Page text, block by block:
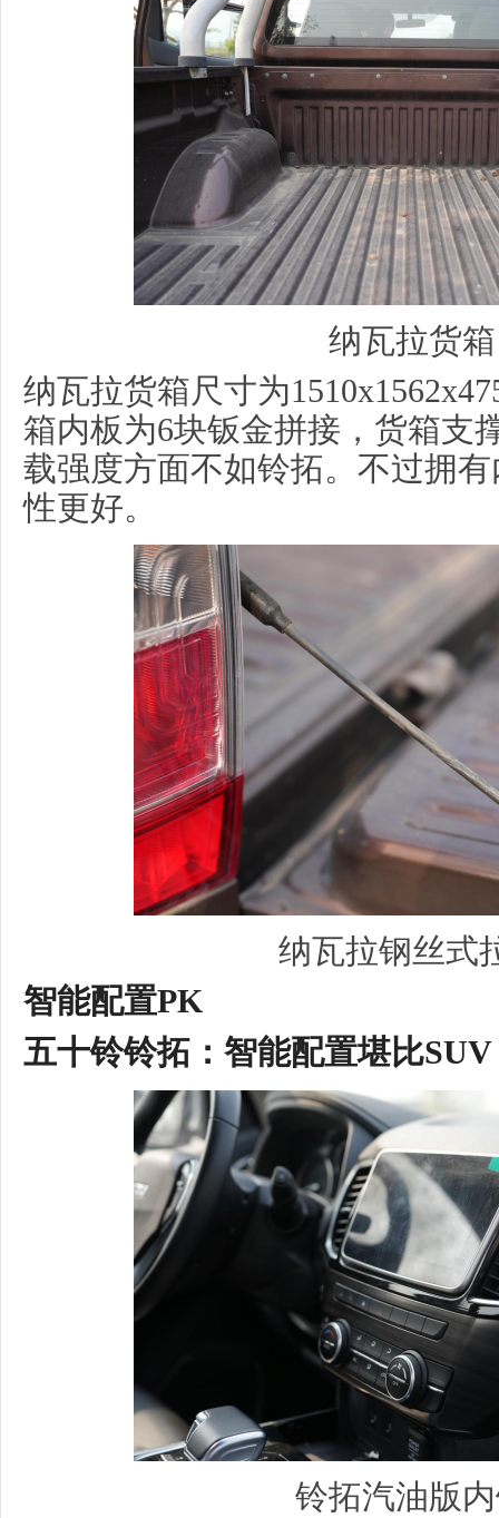
纳瓦拉货箱
纳瓦拉货箱尺寸为
箱内板为6块钣金拼接，货箱支
载强度方面不如铃拓。不过拥
性更好。
纳瓦拉钢丝式
智能配置PK
五十铃铃拓 ： 智能配置堪比SUV
铃拓汽油版